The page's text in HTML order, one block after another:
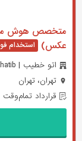
عکس)
اتو خطیب | Autokhatib
تهران، تهران
قرارداد تمام‌وقت